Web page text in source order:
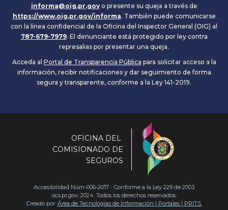
informa@oig.pr.govo presente su queja a través de
https://www.oig.pr.gov/informa. También puede comunicarse
con la línea confidencial de la Oficina del Inspector General (OIG) al
787-679-7979. El denunciante está protegido por ley contra
represalias por presentar una queja.
Acceda al Portal de Transparencia Pública para solicitar acceso a la
información, recibir notificaciones y dar seguimiento de forma
segura y transparente, conforme a la Ley 141-2019.
OFICINA DEL
COMISIONADO DE
SEGUROS
Accesibilidad Núm-006-2017 - Conforme a la Ley 229 de 2003
ocs.pr.gov. 2024. Todos los derechos reservados.
Creado por: Área de Tecnologías de Información | Portales | PRITS.